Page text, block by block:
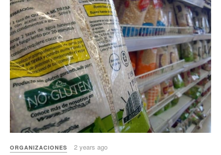
ORGANIZACIONES 2 years ago